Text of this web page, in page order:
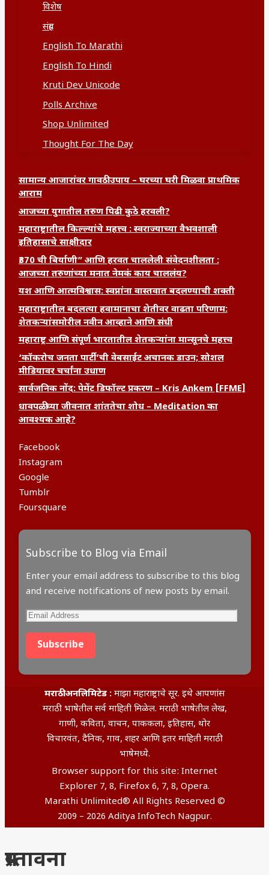
विशेष
संग्रह
English To Marathi
English To Hindi
Kruti Dev Unicode
Polls Archive
Shop Unlimited
Thought For The Day
सामान्य आजारांवर गावठी उपाय – घरच्या घरी मिळवा प्राथमिक
आराम
आजच्या युगातील तरुण पिढी कुठे हरवली?
महाराष्ट्रातील किल्ल्यांचे महत्त्व : स्वराज्याच्या वैभवशाली
इतिहासाचे साक्षीदार
₹370 ची बिर्याणी” आणि हरवत चाललेली संवेदनशीलता :
आजच्या तरुणांच्या मनात नेमकं काय चाललंय?
यश आणि आत्मविश्वास: स्वप्नांना वास्तवात बदलण्याची शक्ती
महाराष्ट्रातील बदलत्या हवामानाचा शेतीवर वाढता परिणाम:
शेतकऱ्यांसमोरील नवीन आव्हाने आणि संधी
महाराष्ट्र आणि संपूर्ण भारतातील शेतकऱ्यांना मान्सूनचे महत्त्व
‘कॉकरोच जनता पार्टी’ची वेबसाईट अचानक डाउन; सोशल
मीडियावर चर्चांना उधाण
सार्वजनिक नोंद: पेमेंट डिफॉल्ट प्रकरण – Kris Ankem [FFME]
धावपळीच्या जीवनात शांततेचा शोध – Meditation का
आवश्यक आहे?
Facebook
Instagram
Google
Tumblr
Foursquare
Subscribe to Blog via Email
Enter your email address to subscribe to this blog
and receive notifications of new posts by email.
Subscribe
मराठी अनलिमिटेड : माझा महाराष्ट्राचे सूर. इथे आपणांस
मराठी भाषेतील सर्व माहिती मिळेल. मराठी भाषेतील लेख,
गाणी, कविता, वाचन, पाककला, इतिहास, थोर
विचारवंत, दैनिक, गाव, शहर आणि इतर माहिती मराठी
भाषेमध्ये.
Browser support for this site: Internet
Explorer 7, 8, Firefox 6, 7, 8, Opera.
Marathi Unlimited® All Rights Reserved ©
2009 – 2026 Aditya InfoTech Nagpur.
प्रस्तावना